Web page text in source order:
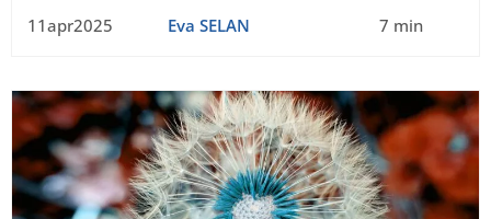
11apr2025 Eva SELAN 7 min